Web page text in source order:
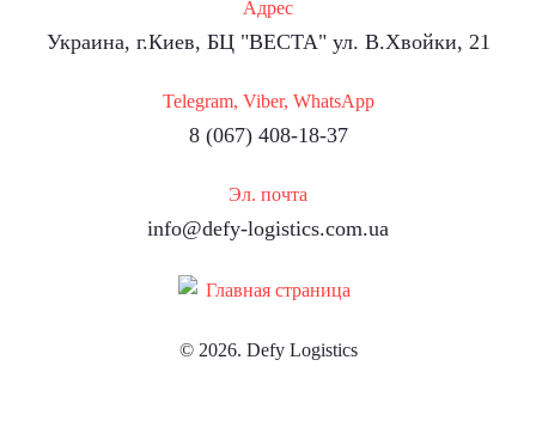
Адрес
Украина, г.Киев, БЦ "ВЕСТА" ул. В.Хвойки, 21
Telegram, Viber, WhatsApp
8 (067) 408-18-37
Эл. почта
info@defy-logistics.com.ua
© 2026. Defy Logistics